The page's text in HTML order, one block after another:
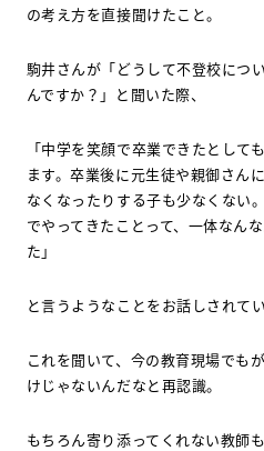
の考え方を直接聞けたこと。
駒井さんが「どうして不登校につ
んですか？」と聞いた際、
「中学を笑顔で卒業できたとして
ます。卒業後に元生徒や親御さん
なくなったりする子も少なくない
でやってきたことって、一体なん
た」
と言うようなことをお話しされて
これを聞いて、今の教育現場でも
けじゃないんだなと再認識。
もちろん寄り添ってくれない教師